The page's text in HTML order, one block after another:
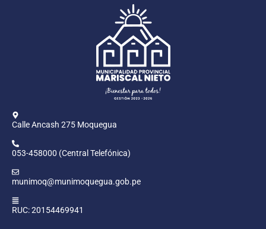
Calle Ancash 275 Moquegua
053-458000 (Central Telefónica)
munimoq@munimoquegua.gob.pe
RUC: 20154469941